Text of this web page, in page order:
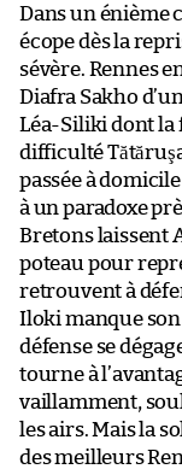
Dans un énième
écope dès la
sévère. Rennes
Diafra Sakho
Léa-Siliki dont la
difficulté
passée à
à un paradoxe
Bretons laissent
poteau pour
retrouvent à
Iloki manque
défense se
tourne à
vaillamment,
les airs. Mais la
des meilleurs